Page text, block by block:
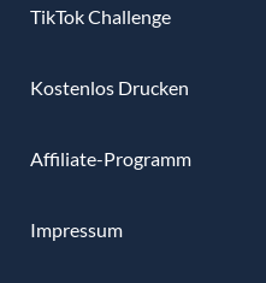
TikTok Challenge
Kostenlos Drucken
Affiliate-Programm
Impressum